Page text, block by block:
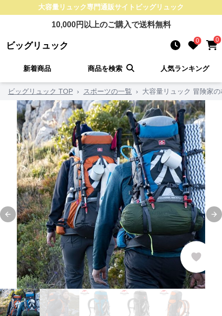
大容量リュック専門通販サイト ビッグリュック
10,000円以上のご購入で送料無料
ビッグリュック 0 0
新着商品 商品を検索 人気ランキング
ビッグリュック TOP › スポーツの一覧 › 大容量リュック 冒険家
Previous slide